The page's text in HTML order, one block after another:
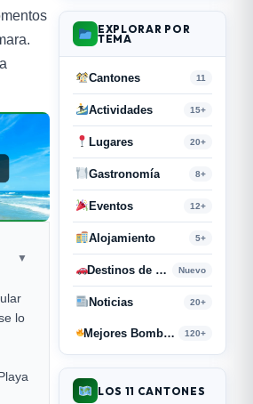
▼
lo
EXPLORAR POR
TEMA
Cantones 11
Actividades 15+
Lugares 20+
Gastronomía 8+
Eventos 12+
Alojamiento 5+
Destinos de Paso Nuevo
Noticias 20+
Mejores Bombas y Retahílas 120+
LOS 11 CANTONES